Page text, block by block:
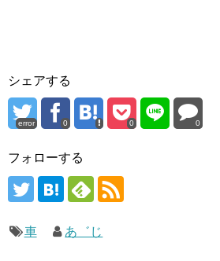
シェアする
error 0 0 0
フォローする
車 あ゛じ